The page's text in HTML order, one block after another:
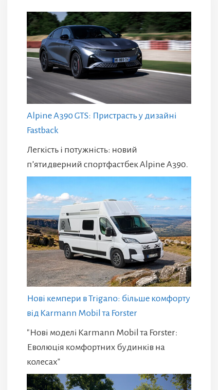
Alpine A390 GTS: Пристрасть у дизайні
Fastback
Легкість і потужність: новий
п’ятидверний спортфастбек Alpine A390.
Нові кемпери в Trigano: більше комфорту
від Karmann Mobil та Forster
"Нові моделі Karmann Mobil та Forster:
Еволюція комфортних будинків на
колесах"